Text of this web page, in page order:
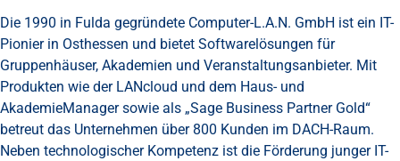
Die 1990 in Fulda gegründete Computer-L.A.N. GmbH ist ein IT-
Pionier in Osthessen und bietet Softwarelösungen für
Gruppenhäuser, Akademien und Veranstaltungsanbieter. Mit
Produkten wie der LANcloud und dem Haus- und
AkademieManager sowie als „Sage Business Partner Gold“
betreut das Unternehmen über 800 Kunden im DACH-Raum.
Neben technologischer Kompetenz ist die Förderung junger IT-